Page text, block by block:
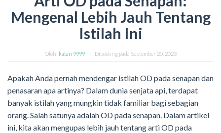
Mengenal Lebih Jauh Tentang
Istilah Ini
Oleh Ikatan 9999 Diposting pada September 20, 2023
Apakah Anda pernah mendengar istilah OD pada senapan dan
penasaran apa artinya? Dalam dunia senjata api, terdapat
banyak istilah yang mungkin tidak familiar bagi sebagian
orang. Salah satunya adalah OD pada senapan. Dalam artikel
ini, kita akan mengupas lebih jauh tentang arti OD pada